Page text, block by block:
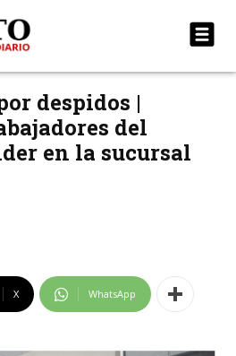
despidos |
del
en la sucursal
X WhatsApp